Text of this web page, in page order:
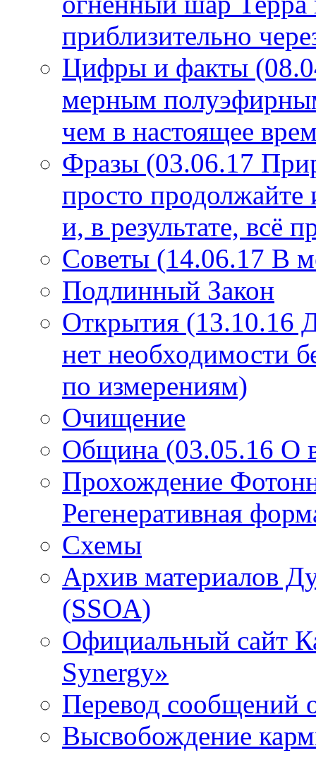
приблизительно
Цифры и факты
мерным
чем в настоящее
Фразы (03.06.17
просто продолжайте
и, в результате, всё
Советы (14.06.17 В
Подлинный Закон
Открытия (13.10.16
нет необходимости
по измерениям)
Очищение
Община (03.05.16 О
Прохождение
Регенеративная
Схемы
Архив материалов
(SSOA)
Официальный сайт
Synergy»
Перевод сообщений
Высвобождение